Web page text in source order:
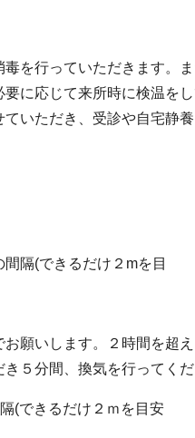
を行っていただきます。
に応じて来所時に検温を
いただき、受診や自宅静
隔(できるだけ２mを目
願いします。２時間を超
５分間、換気を行ってくだ
(できるだけ２ｍを目安